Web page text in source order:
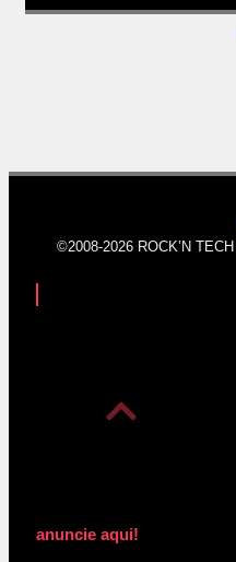
©2008-2026 ROCK’N
anuncie aqui!